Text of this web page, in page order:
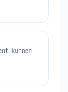
kunnen